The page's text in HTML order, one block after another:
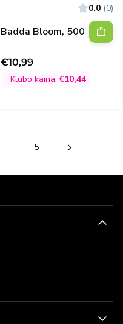
0.0 (0)
Badda Bloom, 500
Išpardavimo
kaina
€10,99
Klubo kaina:€10,44
… 5